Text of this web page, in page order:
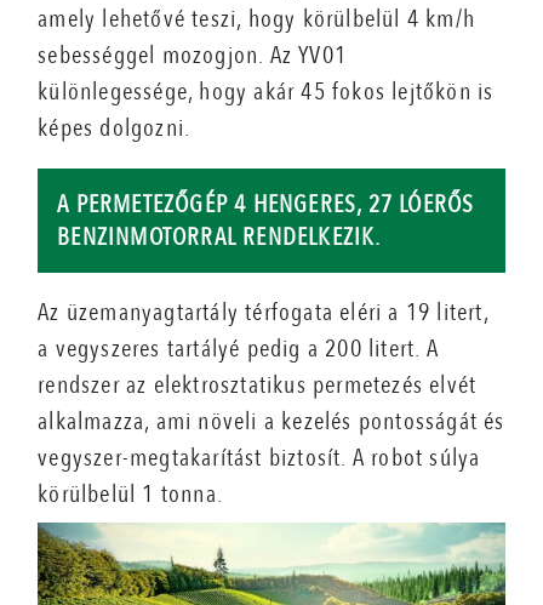
amely lehetővé teszi, hogy körülbelül 4 km/h
sebességgel mozogjon. Az YV01
különlegessége, hogy akár 45 fokos lejtőkön is
képes dolgozni.
A PERMETEZŐGÉP 4 HENGERES, 27 LÓERŐS
BENZINMOTORRAL RENDELKEZIK.
Az üzemanyagtartály térfogata eléri a 19 litert,
a vegyszeres tartályé pedig a 200 litert. A
rendszer az elektrosztatikus permetezés elvét
alkalmazza, ami növeli a kezelés pontosságát és
vegyszer-megtakarítást biztosít. A robot súlya
körülbelül 1 tonna.